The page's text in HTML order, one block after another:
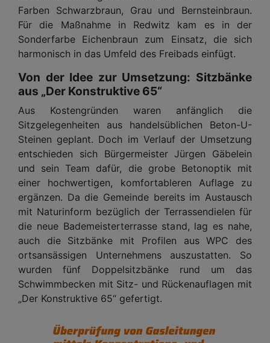
Farben Schwarzbraun, Grau und Bernsteinbraun.
Für die Maßnahme in Redwitz kam es in der
Sonderfarbe Eichenbraun zum Einsatz, die sich
harmonisch in das Umfeld des Freibads einfügt.
Von der Idee zur Umsetzung: Sitzbänke
aus „Der Konstruktive 65“
Aus Kostengründen waren anfänglich die
Sitzgelegenheiten aus handelsüblichen Beton-U-
Steinen geplant. Doch im Verlauf der Umsetzung
entschieden sich Bürgermeister Jürgen Gäbelein
und sein Team dafür, die grobe Betonoptik mit
einer hochwertigen, komfortableren Auflage zu
ergänzen. Da die Gemeinde bereits im Austausch
mit Naturinform bezüglich der Terrassendielen für
die neue Bademeisterterrasse stand, lag es nahe,
auch die Sitzbänke mit Profilen aus WPC des
ortsansässigen Unternehmens auszustatten. So
wurden fünf Doppelsitzbänke rund um das
Schwimmbecken mit Sitz- und Rückenauflagen mit
„Der Konstruktive 65“ gefertigt.